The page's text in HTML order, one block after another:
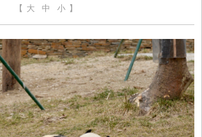
【 大 中 小 】